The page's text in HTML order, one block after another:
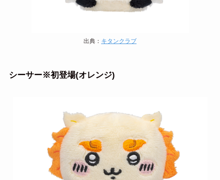
出典： キタンクラブ
シーサー※初登場(オレンジ)